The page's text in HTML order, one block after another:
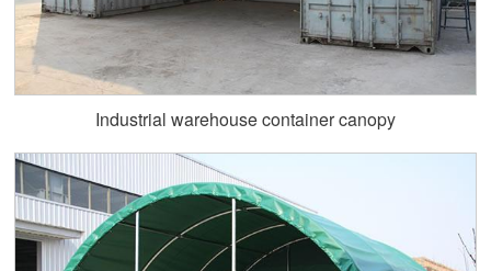
Industrial warehouse container canopy